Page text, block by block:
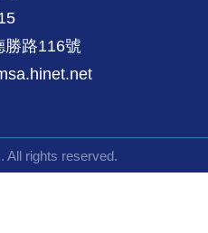
勝路116號
All rights reserved.